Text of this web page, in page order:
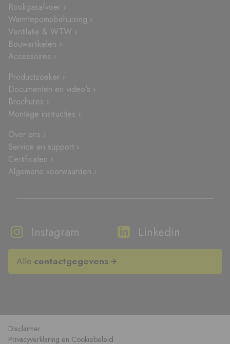
Rookgasafvoer ›
Warmtepompbehuizing ›
Ventilatie & WTW ›
Bouwartikelen ›
Accessoires ›
Productzoeker ›
Documenten en video's ›
Brochures ›
Montage instructies ›
Over ons ›
Service en support ›
Certificaten ›
Algemene voorwaarden ›
Instagram Linkedin
Alle contactgegevens
Disclaimer
Privacyverklaring en Cookiebeleid